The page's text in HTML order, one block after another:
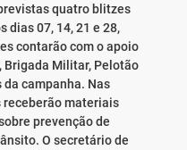
quatro blitzes
dias 07, 14, 21 e 28,
contarão com o apoio
Brigada Militar, Pelotão
da campanha. Nas
receberão materiais
prevenção de
O secretário de